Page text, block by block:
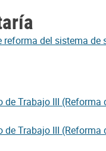
reforma del sistema
Trabajo III
Trabajo III